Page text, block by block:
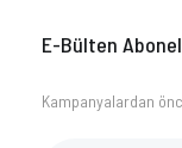
E-Bülten
Kampanyalardan